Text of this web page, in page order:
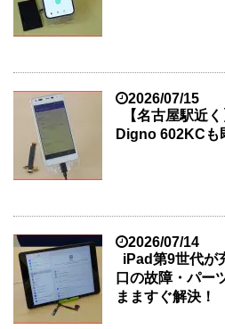
2026/07/15
【名古屋駅近
Digno 602KCも
2026/07/14
iPad第9世代が
口の故障・パー
まますぐ解決！